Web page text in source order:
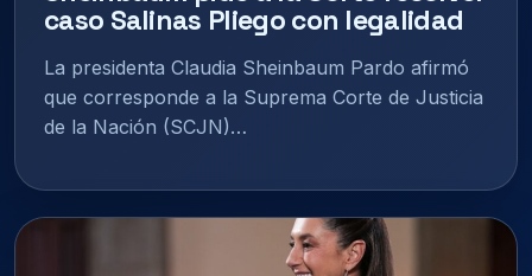
caso Salinas Pliego con legalidad
La presidenta Claudia Sheinbaum Pardo afirmó
que corresponde a la Suprema Corte de Justicia
de la Nación (SCJN)…